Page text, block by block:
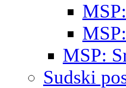
MSP:
Sudski